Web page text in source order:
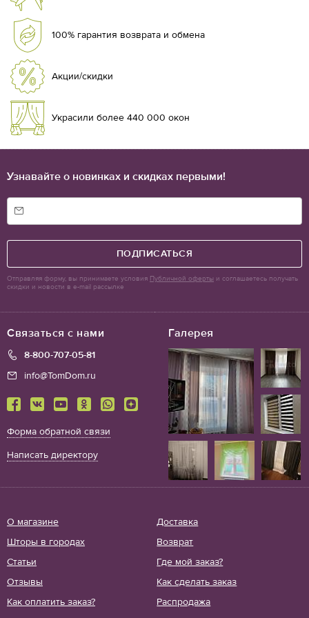
Мы доставляем товары по Нижнему Новгороду и по всей
России в пункты выдачи или курьером до вашего адреса.
100% гарантия возврата и обмена
Акции/скидки
Украсили более 440 000 окон
Галерея
Связаться с нами
8-800-707-05-81
info@TomDom.ru
Форма обратной связи
Написать директору
О магазине
Доставка
Шторы в городах
Возврат
Статьи
Где мой заказ?
Отзывы
Как сделать заказ
Как оплатить заказ?
Распродажа
Узнавайте о новинках и скидках первыми!
ПОДПИСАТЬСЯ
Отправляя форму, вы принимаете условия Публичной оферты и соглашаетесь получать
скидки и новости в e-mail рассылке